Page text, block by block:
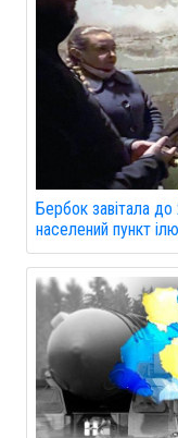
Бербок завітала до
населений пункт